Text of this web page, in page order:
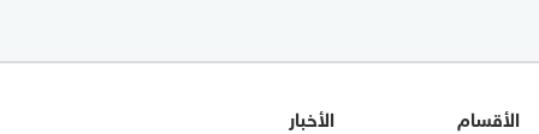
الأقسام
الأخبار